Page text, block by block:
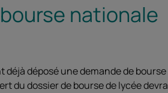
nationale
déjà déposé une demande de bourse
du dossier de bourse de lycée devra